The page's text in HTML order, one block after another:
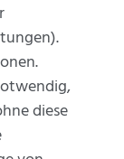
diese